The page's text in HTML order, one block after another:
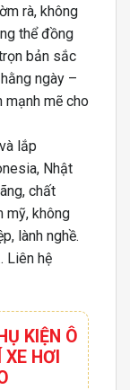
rà, không
thể đồng
bản sắc
ngày –
mạnh mẽ cho
lắp
Nhật
chất
mỹ, không
lành nghề.
Liên hệ
KIỆN Ô
HƠI